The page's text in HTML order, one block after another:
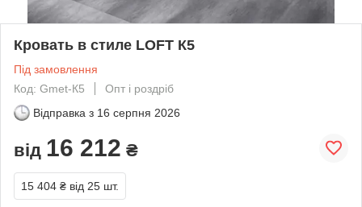
Кровать в стиле LOFT К5
Під замовлення
Код: Gmet-К5
Опт і роздріб
Відправка з 16 серпня 2026
від 16 212 ₴
15 404 ₴ від 25 шт.